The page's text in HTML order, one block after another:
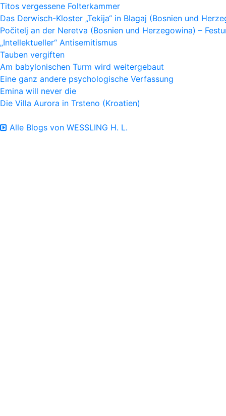
Titos vergessene Folterkammer
Das Derwisch-Kloster „Tekija“ in Blagaj (Bosnien und
Počitelj an der Neretva (Bosnien und Herzegowina) –
„Intellektueller“ Antisemitismus
Tauben vergiften
Am babylonischen Turm wird weitergebaut
Eine ganz andere psychologische Verfassung
Emina will never die
Die Villa Aurora in Trsteno (Kroatien)
Alle Blogs von WESSLING H. L.